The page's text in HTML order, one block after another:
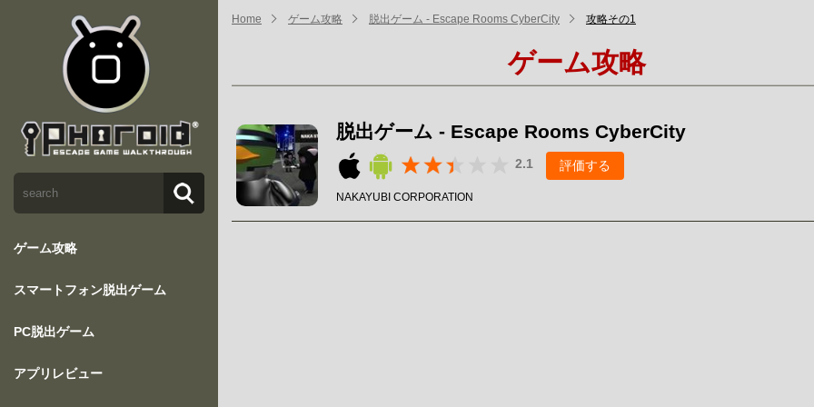
ゲーム攻略
スマートフォン脱出ゲーム
PC脱出ゲーム
アプリレビュー
Home ゲーム攻略 脱出ゲーム - Escape Rooms CyberCity 攻略その1
ゲーム攻略
脱出ゲーム - Escape Rooms CyberCity
2.1 評価する
NAKAYUBI CORPORATION